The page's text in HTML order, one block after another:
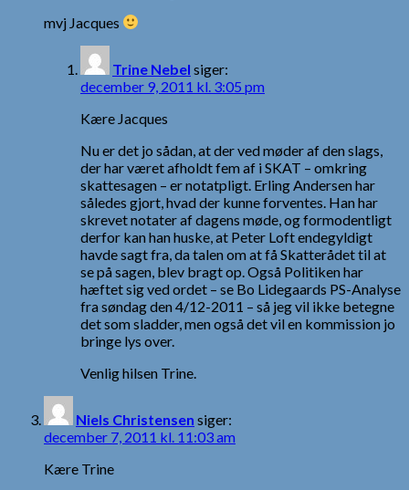
mvj Jacques
Trine Nebel siger:
december 9, 2011 kl. 3:05 pm
Kære Jacques
Nu er det jo sådan, at der ved møder af den slags,
der har været afholdt fem af i SKAT – omkring
skattesagen – er notatpligt. Erling Andersen har
således gjort, hvad der kunne forventes. Han har
skrevet notater af dagens møde, og formodentligt
derfor kan han huske, at Peter Loft endegyldigt
havde sagt fra, da talen om at få Skatterådet til at
se på sagen, blev bragt op. Også Politiken har
hæftet sig ved ordet – se Bo Lidegaards PS-Analyse
fra søndag den 4/12-2011 – så jeg vil ikke betegne
det som sladder, men også det vil en kommission jo
bringe lys over.
Venlig hilsen Trine.
Niels Christensen siger:
december 7, 2011 kl. 11:03 am
Kære Trine